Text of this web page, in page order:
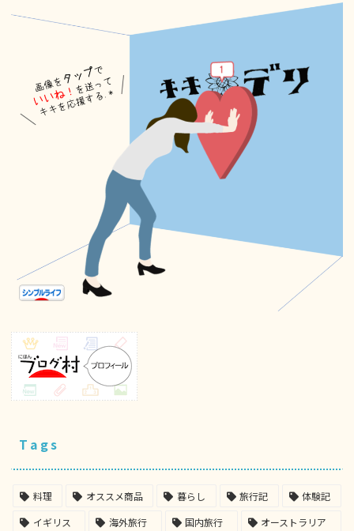
Tags
料理 オススメ商品 暮らし 旅行記
体験記
イギリス
海外旅行 国内旅行
オーストラリア